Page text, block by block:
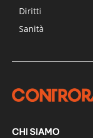
Diritti
Sanità
CHI SIAMO